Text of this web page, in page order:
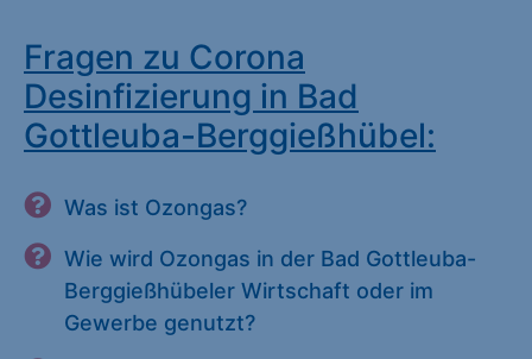
Fragen zu Corona
Desinfizierung in Bad
Gottleuba-Berggießhübel:
Was ist Ozongas?
Wie wird Ozongas in der Bad Gottleuba-
Berggießhübeler Wirtschaft oder im
Gewerbe genutzt?